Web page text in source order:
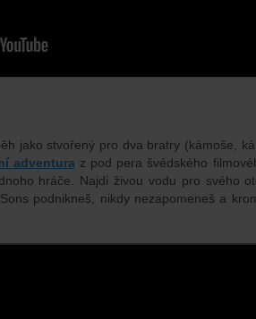
jako stvořený pro dva bratry (kámoše,
adventura z pod pera švédského
hráče. Najdi živou vodu pro svého
podnikneš, nikdy nezapomeneš a